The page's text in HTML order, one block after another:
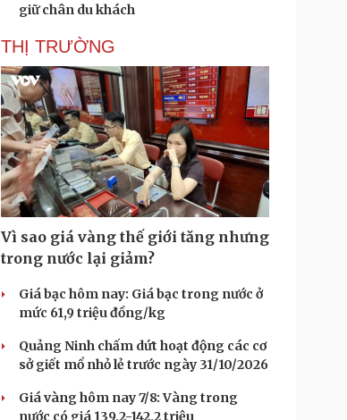
giữ chân du khách
THỊ TRƯỜNG
Vì sao giá vàng thế giới tăng nhưng
trong nước lại giảm?
Giá bạc hôm nay: Giá bạc trong nước ở
mức 61,9 triệu đồng/kg
Quảng Ninh chấm dứt hoạt động các cơ
sở giết mổ nhỏ lẻ trước ngày 31/10/2026
Giá vàng hôm nay 7/8: Vàng trong
nước có giá 139,2-142,2 triệu